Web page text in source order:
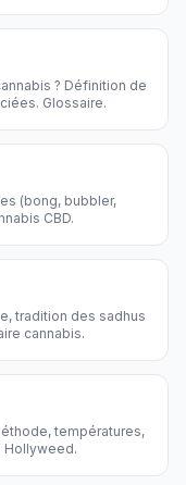
? Définition de
Glossaire.
(bong, bubbler,
CBD.
tradition des sadhus
cannabis.
températures,
Hollyweed.